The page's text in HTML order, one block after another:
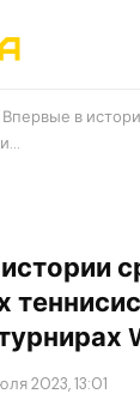
Впервые в
2023, 13:01